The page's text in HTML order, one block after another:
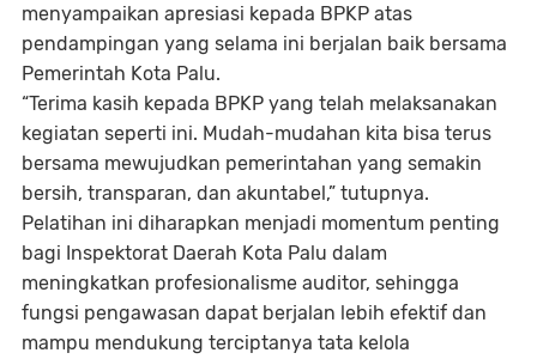
menyampaikan apresiasi kepada BPKP atas
pendampingan yang selama ini berjalan baik bersama
Pemerintah Kota Palu.
“Terima kasih kepada BPKP yang telah melaksanakan
kegiatan seperti ini. Mudah-mudahan kita bisa terus
bersama mewujudkan pemerintahan yang semakin
bersih, transparan, dan akuntabel,” tutupnya.
Pelatihan ini diharapkan menjadi momentum penting
bagi Inspektorat Daerah Kota Palu dalam
meningkatkan profesionalisme auditor, sehingga
fungsi pengawasan dapat berjalan lebih efektif dan
mampu mendukung terciptanya tata kelola